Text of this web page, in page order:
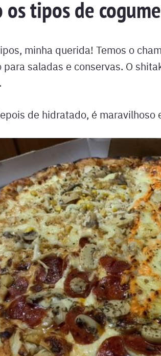
os tipos de
minha querida! Temos o
saladas e conservas. O
de hidratado, é maravilhoso